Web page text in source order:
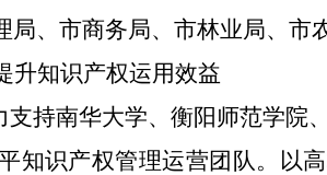
、市商务局、市林业局、市
升知识产权运用效益
持南华大学、衡阳师范学院
知识产权管理运营团队。以